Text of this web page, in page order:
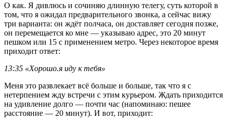
О как. Я дивлюсь и сочиняю длинную телегу, суть которой в
том, что я ожидал предварительного звонка, а сейчас вижу
три варианта: он ждёт полчаса, он доставляет сегодня позже,
он перемещается ко мне — указываю адрес, это 20 минут
пешком или 15 с применением метро. Через некоторое время
приходит ответ:
13:35 «Хорошо.я иду к тебя»
Меня это развлекает всё больше и больше, так что я с
нетерпением жду встречи с этим курьером. Ждать приходится
на удивление долго — почти час (напоминаю: пешее
расстояние — 20 минут). И вот, приходит: